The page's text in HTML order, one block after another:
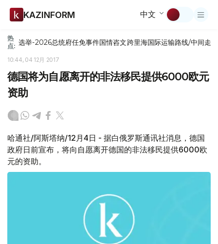
KAZINFORM 中文
热
点: 选举-2026总统府任免事件国情咨文跨里海国际运输路线/中间走廊
10:44, 04 12月 2017
德国将为自愿离开的非法移民提供6000欧元
资助
哈通社/阿斯塔纳/12月4日 - 据白俄罗斯通讯社消息，德国
政府日前宣布，将向自愿离开德国的非法移民提供6000欧
元的资助。